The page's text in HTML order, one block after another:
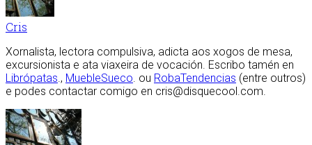
Cris
Xornalista, lectora compulsiva, adicta aos xogos de mesa,
excursionista e ata viaxeira de vocación. Escribo tamén en
Librópatas., MuebleSueco. ou RobaTendencias (entre outros)
e podes contactar comigo en cris@disquecool.com.